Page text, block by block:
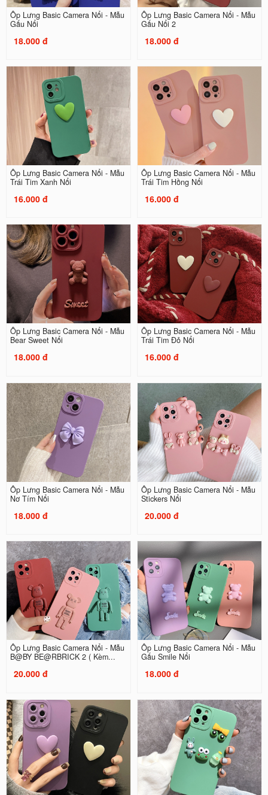
Ốp Lưng Basic Camera Nổi - Mẫu
Gấu Nổi
18.000 đ
Ốp Lưng Basic Camera Nổi - Mẫu
Gấu Nổi 2
18.000 đ
Ốp Lưng Basic Camera Nổi - Mẫu
Trái Tim Xanh Nổi
16.000 đ
Ốp Lưng Basic Camera Nổi - Mẫu
Trái Tim Hồng Nổi
16.000 đ
Ốp Lưng Basic Camera Nổi - Mẫu
Bear Sweet Nổi
18.000 đ
Ốp Lưng Basic Camera Nổi - Mẫu
Trái Tim Đỏ Nổi
16.000 đ
Ốp Lưng Basic Camera Nổi - Mẫu
Nơ Tím Nổi
18.000 đ
Ốp Lưng Basic Camera Nổi - Mẫu
Stickers Nổi
20.000 đ
Ốp Lưng Basic Camera Nổi - Mẫu
B@BY BE@RBRICK 2 ( Kèm...
20.000 đ
Ốp Lưng Basic Camera Nổi - Mẫu
Gấu Smile Nổi
18.000 đ